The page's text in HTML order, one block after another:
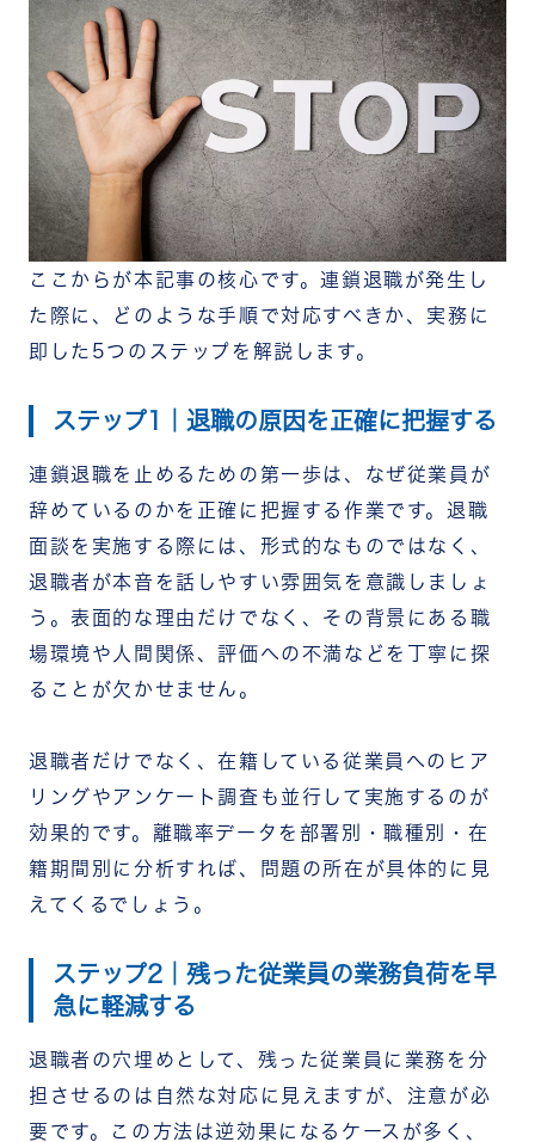
ここからが本記事の核心です。連鎖退職が発生し
た際に、どのような手順で対応すべきか、実務に
即した5つのステップを解説します。
ステップ1｜退職の原因を正確に把握する
連鎖退職を止めるための第一歩は、なぜ従業員が
辞めているのかを正確に把握する作業です。退職
面談を実施する際には、形式的なものではなく、
退職者が本音を話しやすい雰囲気を意識しましょ
う。表面的な理由だけでなく、その背景にある職
場環境や人間関係、評価への不満などを丁寧に探
ることが欠かせません。
退職者だけでなく、在籍している従業員へのヒア
リングやアンケート調査も並行して実施するのが
効果的です。離職率データを部署別・職種別・在
籍期間別に分析すれば、問題の所在が具体的に見
えてくるでしょう。
ステップ2｜残った従業員の業務負荷を早
急に軽減する
退職者の穴埋めとして、残った従業員に業務を分
担させるのは自然な対応に見えますが、注意が必
要です。この方法は逆効果になるケースが多く、